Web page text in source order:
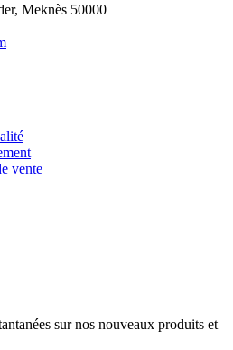
Meknès 50000
vente
sur nos nouveaux produits et